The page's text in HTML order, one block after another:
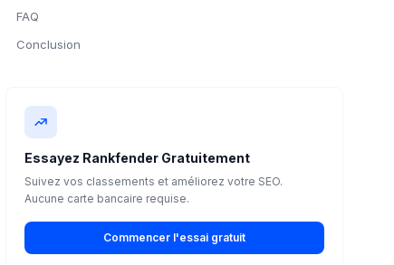
FAQ
Conclusion
Essayez Rankfender Gratuitement
Suivez vos classements et améliorez votre SEO.
Aucune carte bancaire requise.
Commencer l'essai gratuit